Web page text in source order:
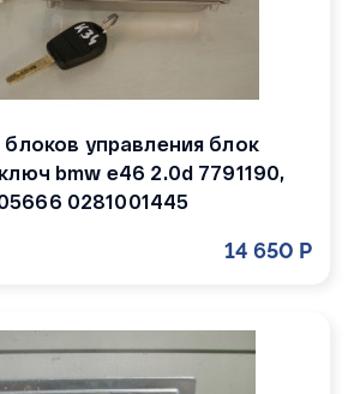
управления блок
bmw e46 2.0d 7791190,
0281001445
14 650 Р